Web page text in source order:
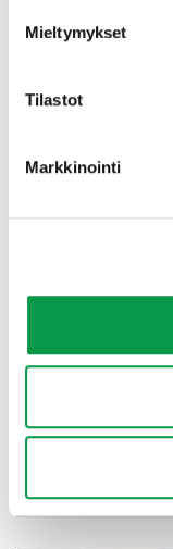
Mieltymykset
Tilastot
Markkinointi
Sallan
”Järjestelmä
hyödyntämiseen”,